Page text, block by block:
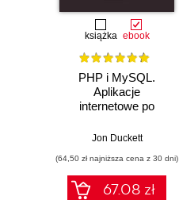
książka ebook
PHP i MySQL.
Aplikacje
internetowe po
Jon Duckett
(64,50 zł najniższa cena z 30 dni)
67.08 zł